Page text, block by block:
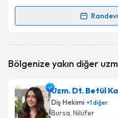
Randevu Takvimi
takvimi talebi oluşturun.
bilgilendireceğiz.
E-posta Adresiniz
Bölgenize yakın diğer
Uzm. Dt. Betül
Diş Hekimi +1diğer
Bursa, Nilüfer